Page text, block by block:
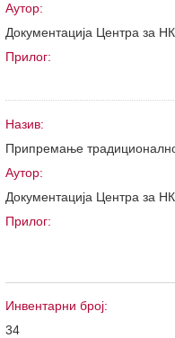
Аутор:
Документација Центра за
Прилог:
Назив:
Припремање
Аутор:
Документација Центра за
Прилог:
Инвентарни број:
34